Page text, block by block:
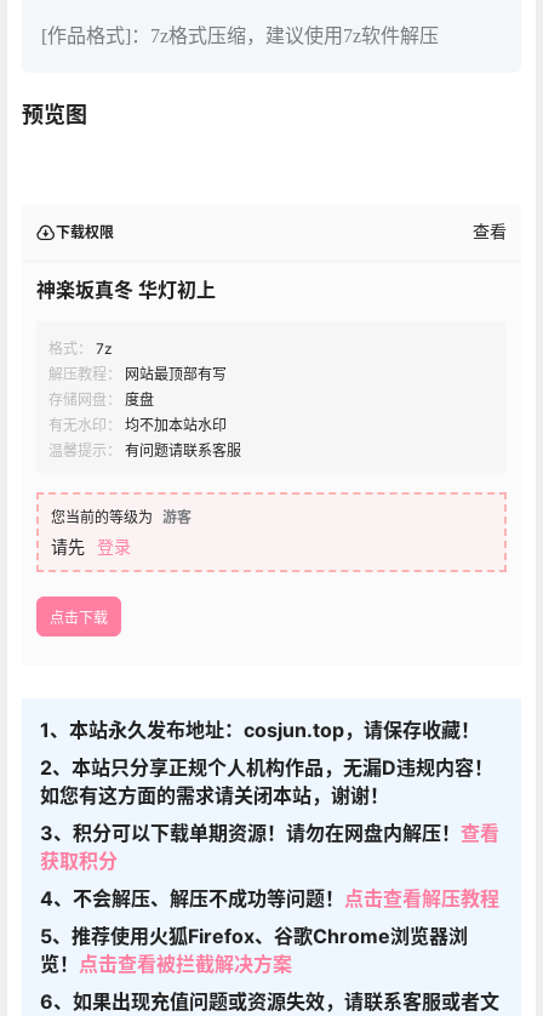
[作品格式]：7z格式压缩，建议使用7z软件解压
预览图
下载权限 查看
神楽坂真冬 华灯初上
格式：
7z
解压教程：
网站最顶部有写
存储网盘：
度盘
有无水印：
均不加本站水印
温馨提示：
有问题请联系客服
您当前的等级为 游客
请先 登录
点击下载
1、本站永久发布地址：cosjun.top，请保存收藏！
2、本站只分享正规个人机构作品，无漏D违规内容！
如您有这方面的需求请关闭本站，谢谢！
3、积分可以下载单期资源！请勿在网盘内解压！ 查看
获取积分
4、不会解压、解压不成功等问题！ 点击查看解压教程
5、推荐使用火狐Firefox、谷歌Chrome浏览器浏
览！ 点击查看被拦截解决方案
6、如果出现充值问题或资源失效，请联系客服或者文